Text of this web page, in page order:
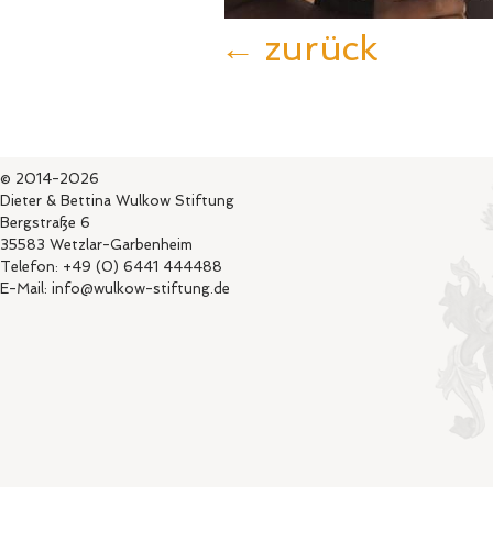
← zurück
© 2014-2026
Dieter & Bettina Wulkow Stiftung
Bergstraße 6
35583 Wetzlar-Garbenheim
Telefon: +49 (0) 6441 444488
E-Mail: info@wulkow-stiftung.de